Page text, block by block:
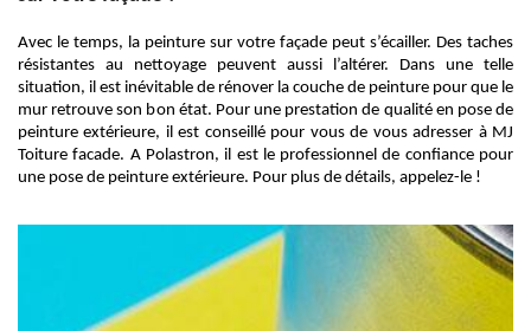
Avec le temps, la peinture sur votre façade peut s’écailler. Des taches
résistantes au nettoyage peuvent aussi l’altérer. Dans une telle
situation, il est inévitable de rénover la couche de peinture pour que le
mur retrouve son bon état. Pour une prestation de qualité en pose de
peinture extérieure, il est conseillé pour vous de vous adresser à MJ
Toiture facade. A Polastron, il est le professionnel de confiance pour
une pose de peinture extérieure. Pour plus de détails, appelez-le !